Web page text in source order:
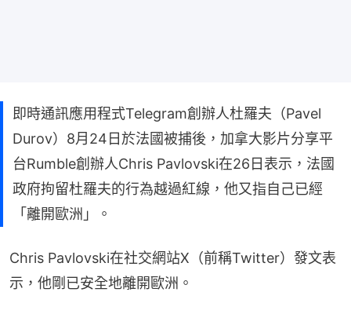
即時通訊應用程式Telegram創辦人杜羅夫（Pavel
Durov）8月24日於法國被捕後，加拿大影片分享平
台Rumble創辦人Chris Pavlovski在26日表示，法國
政府拘留杜羅夫的行為越過紅線，他又指自己已經
「離開歐洲」。
Chris Pavlovski在社交網站X（前稱Twitter）發文表
示，他剛已安全地離開歐洲。